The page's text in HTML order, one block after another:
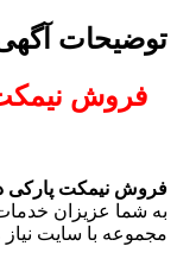
توضیحات
فروش
فروش نیمکت پارکی
به شما عزیزان خدمات
مجموعه با سایت